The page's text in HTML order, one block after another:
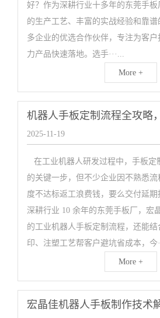
好？作为深耕行业十多年的东莞手
的生产工艺、丰富的实战经验和靠
多企业的优选合作伙伴，专注为客
力产品快速落地。选手···...
More +
2025-11-19
在工业机器人研发过程中，手板定
的关键一步，但不少企业因不熟悉
度不达标返工浪费钱，要么交付延
深耕行业 10 余年的东莞手板厂，宏
的工业机器人手板定制流程，还能结
印、注塑工艺帮客户避坑省成本，今
More +